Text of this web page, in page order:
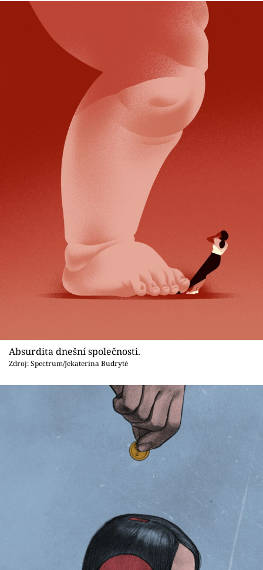
Absurdita dnešní společnosti.
Zdroj: Spectrum/Jekaterina Budrytė